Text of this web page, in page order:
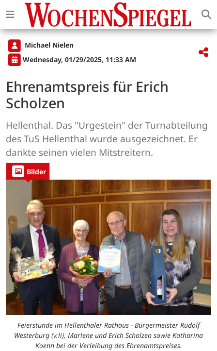
Michael Nielen
Wednesday, 01/29/2025, 11:33 AM
Ehrenamtspreis für Erich
Scholzen
Hellenthal. Das "Urgestein" der Turnabteilung
des TuS Hellenthal wurde ausgezeichnet. Er
dankte seinen vielen Mitstreitern.
Bilder
Feierstunde im Hellenthaler Rathaus - Bürgermeister Rudolf
Westerburg (v.li), Marlene und Erich Scholzen sowie Katharina
Koenn bei der Verleihung des Ehrenamtspreises.